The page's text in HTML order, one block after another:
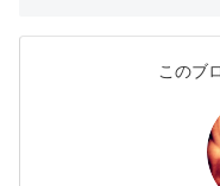
このブ